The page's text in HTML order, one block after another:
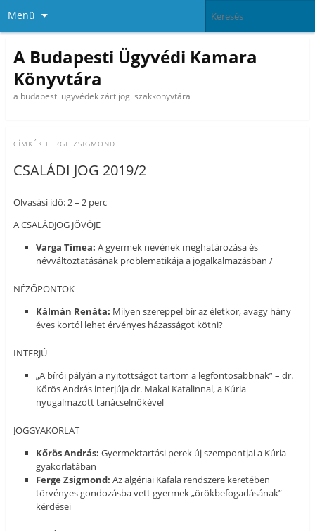
Menü
A Budapesti Ügyvédi Kamara
Könyvtára
a budapesti ügyvédek zárt jogi szakkönyvtára
CÍMKÉK FERGE ZSIGMOND
CSALÁDI JOG 2019/2
Olvasási idő: 2 – 2 perc
A CSALÁDJOG JÖVŐJE
Varga Tímea: A gyermek nevének meghatározása és
névváltoztatásának problematikája a jogalkalmazásban /
NÉZŐPONTOK
Kálmán Renáta: Milyen szereppel bír az életkor, avagy hány
éves kortól lehet érvényes házasságot kötni?
INTERJÚ
„A bírói pályán a nyitottságot tartom a legfontosabbnak” – dr.
Kőrös András interjúja dr. Makai Katalinnal, a Kúria
nyugalmazott tanácselnökével
JOGGYAKORLAT
Kőrös András: Gyermektartási perek új szempontjai a Kúria
gyakorlatában
Ferge Zsigmond: Az algériai Kafala rendszere keretében
törvényes gondozásba vett gyermek „örökbefogadásának”
kérdései